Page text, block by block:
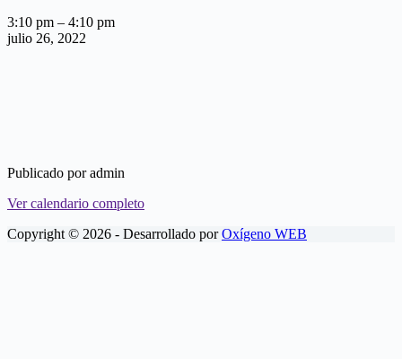
Geografía.
3:10 pm – 4:10 pm
julio 26, 2022
Publicado por admin
Ver calendario completo
Copyright © 2026 - Desarrollado porOxígeno WEB